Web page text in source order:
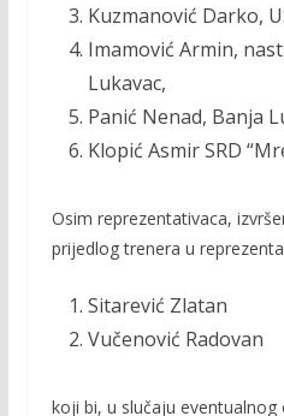
Kuzmanović Darko,
Imamović Armin,
Lukavac,
Panić Nenad, Banja
Klopić Asmir SRD
Osim reprezentativaca,
prijedlog trenera u
Sitarević Zlatan
Vučenović Radovan
koji bi, u slučaju eventualnog